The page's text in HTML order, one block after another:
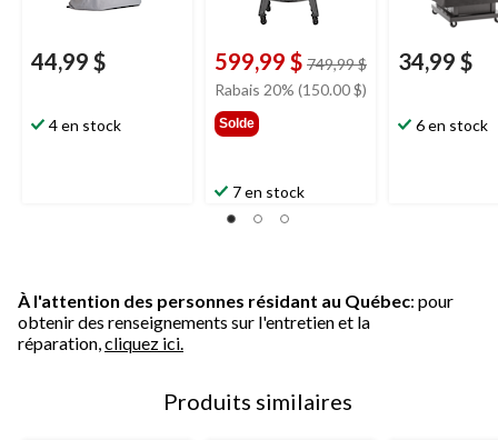
44,99 $
4 en stock
599,99 $ 749,99 $prix
Rabais 20% (150.00 $)
Solde
7 en stock
34,99 $
6 en stock
À l'attention des personnes résidant au Québec: pour
obtenir des renseignements sur l'entretien et la
réparation, cliquez ici.
Produits similaires